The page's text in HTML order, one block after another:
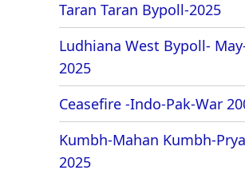
Taran Taran Bypoll-2025
Ludhiana West Bypoll-
2025
Ceasefire -Indo-Pak-War
Kumbh-Mahan Kumbh-
2025